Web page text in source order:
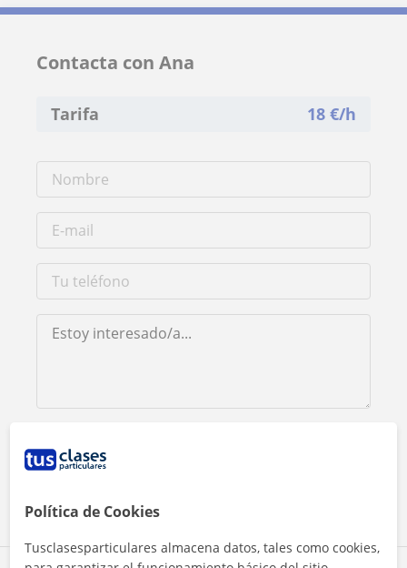
Contacta con Ana
Tarifa 18 €/h
Política de Cookies
Tusclasesparticulares almacena datos, tales como cookies,